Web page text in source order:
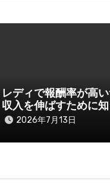
ディで報酬率が高
入を伸ばすために知
2026年7月13日